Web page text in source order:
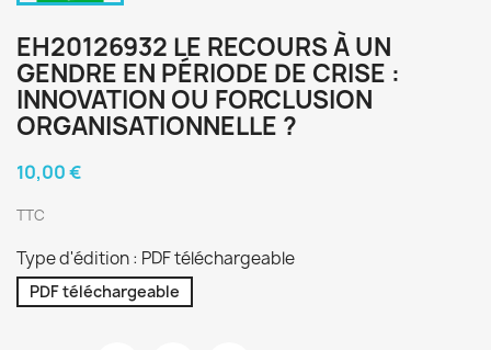
EH20126932 LE RECOURS À UN
GENDRE EN PÉRIODE DE CRISE :
INNOVATION OU FORCLUSION
ORGANISATIONNELLE ?
10,00 €
TTC
Type d'édition : PDF téléchargeable
PDF téléchargeable